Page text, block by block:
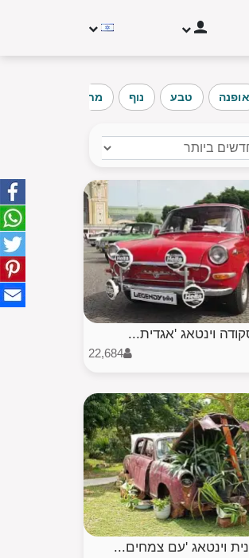
אופנה טבע נוף מחוץ לבית
וינטאג 'אגדית...
22,684
וינטאג 'עם צמחים...